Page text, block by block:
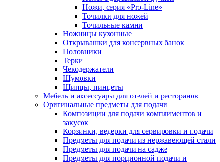
Ножи, серия «Pro-Line»
Точилки для ножей
Точильные камни
Ножницы кухонные
Открывашки для консервных банок
Половники
Терки
Чекодержатели
Шумовки
Щипцы, пинцеты
Мебель и аксессуары для отелей и ресторанов
Оригинальные предметы для подачи
Композиции для подачи комплиментов и
закусок
Корзинки, ведерки для сервировки и подачи
Предметы для подачи из нержавеющей стали
Предметы для подачи на садже
Предметы для порционной подачи и